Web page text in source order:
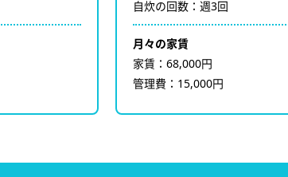
自炊の回数：週3回
月々の家賃
家賃：68,000円
管理費：15,000円